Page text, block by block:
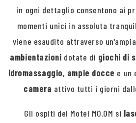
in ogni dettaglio consentono ai
momenti unici in assoluta
viene esaudito attraverso
ambientazioni dotate di giochi di
idromassaggio, ampie docce e un
camera attivo tutti i giorni
Gli ospiti del Motel MO.OM si